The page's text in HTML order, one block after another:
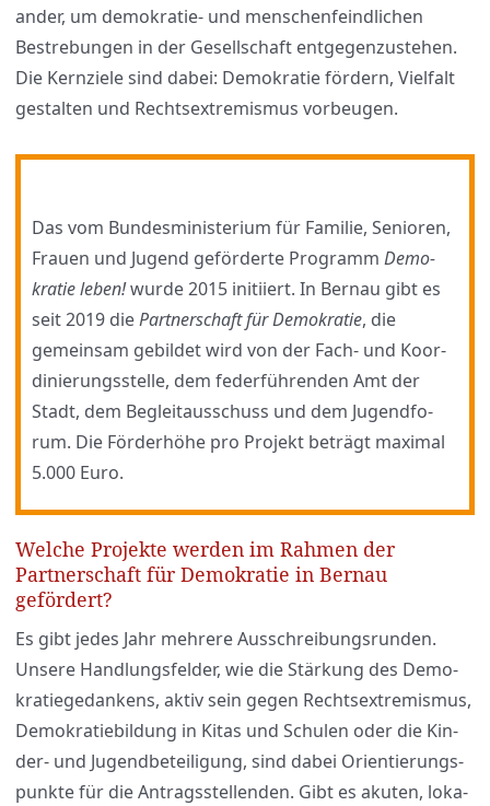
an­der, um demo­kra­tie- und men­schen­feind­li­chen
Bestre­bun­gen in der Gesell­schaft ent­ge­gen­zu­ste­hen.
Die Kern­zie­le sind dabei: Demo­kra­tie för­dern, Viel­falt
gestal­ten und Rechts­extre­mis­mus vor­beu­gen.
Das vom Bun­des­mi­nis­te­ri­um für Fami­lie, Senio­ren,
Frau­en und Jugend geför­der­te Pro­gramm Demo­
kra­tie leben!wur­de 2015 initi­iert. In Ber­nau gibt es
seit 2019 diePart­ner­schaft für Demo­kra­tie, die
gemein­sam gebil­det wird von der Fach- und Koor­
di­nie­rungs­stel­le, dem feder­füh­ren­den Amt der
Stadt, dem Begleit­aus­schuss und dem Jugend­fo­
rum. Die För­der­hö­he pro Pro­jekt beträgt maxi­mal
5.000 Euro.
Welche Projekte werden im Rahmen der
Partnerschaft für Demokratie in Bernau
gefördert?
Es gibt jedes Jahr meh­re­re Aus­schrei­bungs­run­den.
Unse­re Hand­lungs­fel­der, wie die Stär­kung des Demo­
kra­tie­ge­dan­kens, aktiv sein gegen Rechts­extre­mis­mus,
Demo­kra­tie­bil­dung in Kitas und Schu­len oder die Kin­
der- und Jugend­be­tei­li­gung, sind dabei Ori­en­tie­rungs­
punk­te für die Antrags­stel­len­den. Gibt es aku­ten, loka­